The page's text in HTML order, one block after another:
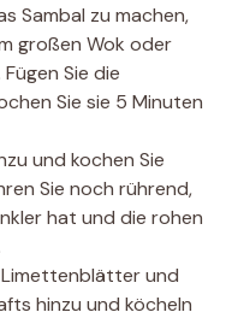
Sambal zu machen,
großen Wok oder
Sie die
Sie sie 5 Minuten
und kochen Sie
Sie noch rührend,
hat und die rohen
und
hinzu und köcheln